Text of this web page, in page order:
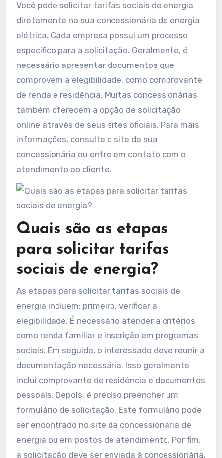
Você pode solicitar tarifas sociais de energia
diretamente na sua concessionária de energia
elétrica. Cada empresa possui um processo
específico para a solicitação. Geralmente, é
necessário apresentar documentos que
comprovem a elegibilidade, como comprovante
de renda e residência. Muitas concessionárias
também oferecem a opção de solicitação
online através de seus sites oficiais. Para mais
informações, consulte o site da sua
concessionária ou entre em contato com o
atendimento ao cliente.
Quais são as etapas
para solicitar tarifas
sociais de energia?
As etapas para solicitar tarifas sociais de
energia incluem: primeiro, verificar a
elegibilidade. É necessário atender a critérios
como renda familiar e inscrição em programas
sociais. Em seguida, o interessado deve reunir a
documentação necessária. Isso geralmente
inclui comprovante de residência e documentos
pessoais. Depois, é preciso preencher um
formulário de solicitação. Este formulário pode
ser encontrado no site da concessionária de
energia ou em postos de atendimento. Por fim,
a solicitação deve ser enviada à concessionária.